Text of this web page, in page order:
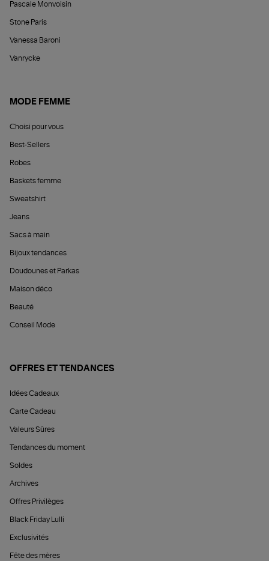
Pascale Monvoisin
Stone Paris
Vanessa Baroni
Vanrycke
MODE FEMME
Choisi pour vous
Best-Sellers
Robes
Baskets femme
Sweatshirt
Jeans
Sacs à main
Bijoux tendances
Doudounes et Parkas
Maison déco
Beauté
Conseil Mode
OFFRES ET TENDANCES
Idées Cadeaux
Carte Cadeau
Valeurs Sûres
Tendances du moment
Soldes
Archives
Offres Privilèges
Black Friday Lulli
Exclusivités
Fête des mères